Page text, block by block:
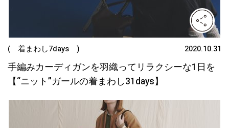
( 着まわし7days ) 2020.10.31
手編みカーディガンを羽織ってリラクシーな1日を
【“ニット”ガールの着まわし31days】